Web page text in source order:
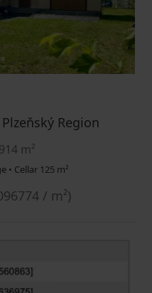
3
Region
914 m²
• Cellar 125 m²
/ m²)